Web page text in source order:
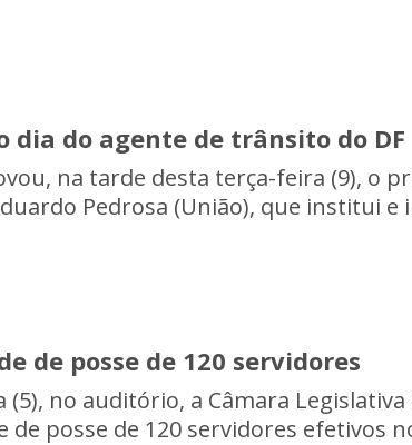
dia do agente de trânsito do DF
na tarde desta terça-feira (9), o
Pedrosa (União), que institui e
de posse de 120 servidores
no auditório, a Câmara
de posse de 120 servidores efetivos